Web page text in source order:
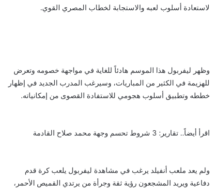
لاستعادة أسلوب لعبه والاستجابة لخطاب المصري القوي.
وظهر ليفربول هذا الموسم هادئاً للغاية في مواجهة خصومه وتعرض
للهزيمة في الكثير من المباريات، وسيرغب المدرب الجديد في إظهار
خططه وتطبيق أسلوب هجومي للاستفادة القصوى من إمكانياته.
اقرأ أيضاً.. تقارير: 3 شروط تحسم وجهة محمد صلاح القادمة
ولم يعد ملعب أنفيلد يرغب في مشاهدة ليفربول يلعب كرة قدم
دفاعية ويريد المشجعون رؤية ثقة وجرأة من يرتدي القميص الأحمر،